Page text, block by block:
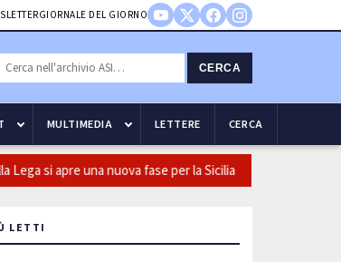
GIORNALE DEL GIORNO
CERCA
MULTIMEDIA LETTERE CERCA
si apre una nuova fase per la Sicilia
LETTI